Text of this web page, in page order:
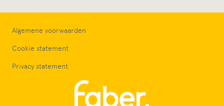
Algemene voorwaarden
Cookie statement
Privacy statement